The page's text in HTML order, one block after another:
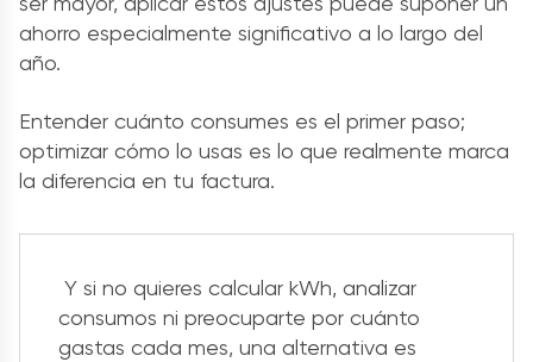
ahorro especialmente significativo a lo largo del
año.
Entender cuánto consumes es el primer paso;
optimizar cómo lo usas es lo que realmente marca
la diferencia en tu factura.
Y si no quieres calcular kWh, analizar
consumos ni preocuparte por cuánto
gastas cada mes, una alternativa es